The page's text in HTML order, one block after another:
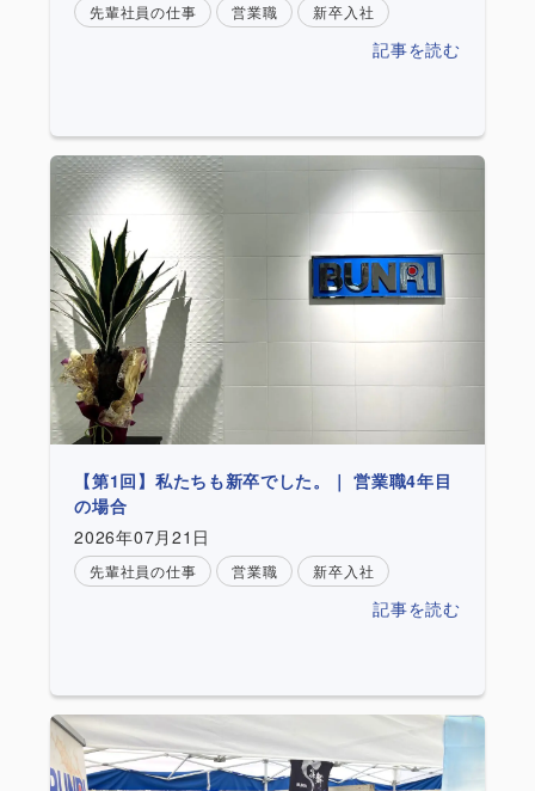
先輩社員の仕事 営業職 新卒入社
記事を読む
【第1回】私たちも新卒でした。｜ 営業職4年目
の場合
2026年07月21日
先輩社員の仕事 営業職 新卒入社
記事を読む